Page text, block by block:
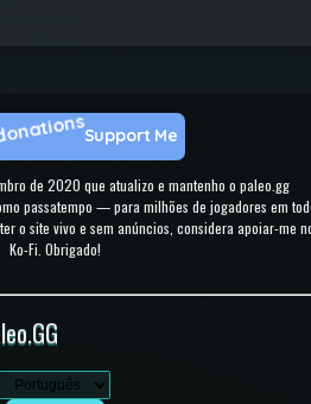
de 2020 que atualizo e mantenho o paleo.gg
passatempo — para milhões de jogadores em
o site vivo e sem anúncios, considera apoiar-me
Ko-Fi. Obrigado!
Support Me